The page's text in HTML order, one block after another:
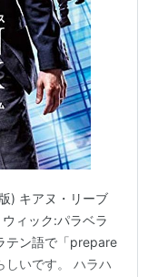
) キアヌ・リーブ
ィック:パラベラ
テン語で「prepare
いです。 ハラハ